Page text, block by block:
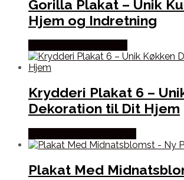
Gorilla Plakat – Unik
Hjem og Indretning
Krydderi Plakat 6 –
Dekoration til Dit Hjem
Plakat Med